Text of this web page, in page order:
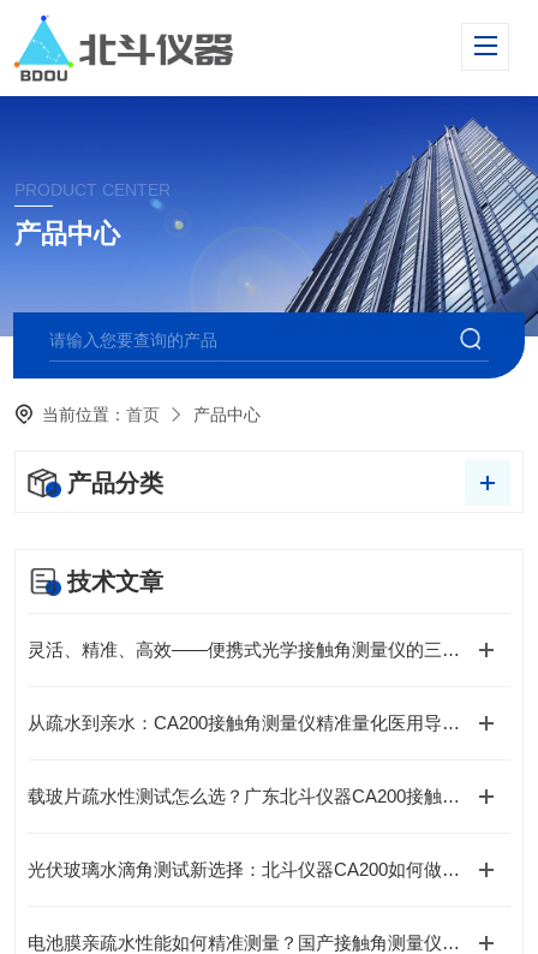
PRODUCT CENTER
产品中心
当前位置：首页 产品中心
产品分类
技术文章
灵活、精准、高效——便携式光学接触角测量仪的三重奏
从疏水到亲水：CA200接触角测量仪精准量化医用导管内壁等离子清洗效果
载玻片疏水性测试怎么选？广东北斗仪器CA200接触角测量仪给出专业答案
光伏玻璃水滴角测试新选择：北斗仪器CA200如何做到精准高效？
电池膜亲疏水性能如何精准测量？国产接触角测量仪厂家北斗仪器专业解读